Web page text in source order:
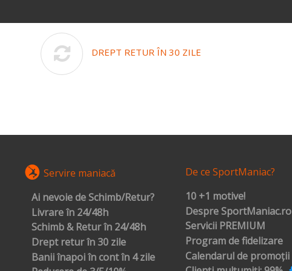
DREPT RETUR ÎN 30 ZILE
Servire maniacă
Ai nevoie de Schimb/Retur?
Livrare în 24/48h
Schimb & Retur în 24/48h
Drept retur în 30 zile
Banii înapoi în cont în 4 zile
De ce SportManiac?
10 +1 motive!
Despre SportManiac.ro
Servicii PREMIUM
Program de fidelizare
Calendarul de promoții